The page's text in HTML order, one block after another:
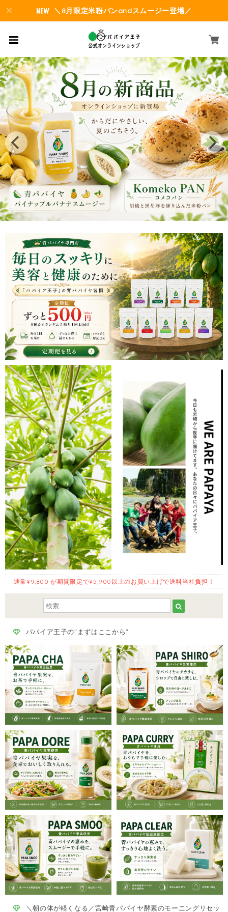
＼8月限定米粉パンandスムージー登場／
通常¥9,800 が期間限定で¥5,900以上のお買い上げで送料当社負担！
パパイア王子の"まずはここから"
＼朝の体が軽くなる／宮崎青パパイヤ酵素のモーニングリセッ